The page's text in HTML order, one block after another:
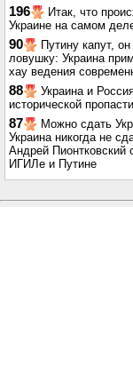
196
Итак, что
Украине на самом
90
Путину капут,
ловушку: Украина
хау ведения
88
Украина и
исторической пропасти
87
Можно сдать
Украина никогда не
Андрей Пионтковский
ИГИЛе и Путине